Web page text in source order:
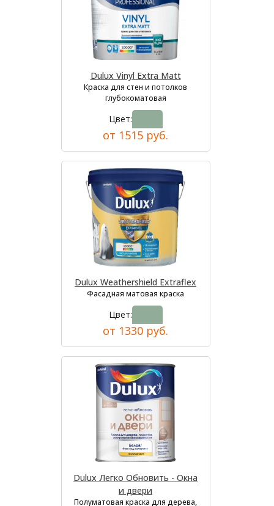
Dulux Vinyl Extra Matt
Краска для стен и потолков
глубокоматовая
Цвет:
от 1515 руб.
Dulux Weathershield Extraflex
Фасадная матовая краска
Цвет:
от 1330 руб.
Dulux Легко Обновить - Окна
и двери
Полуматовая краска для дерева,